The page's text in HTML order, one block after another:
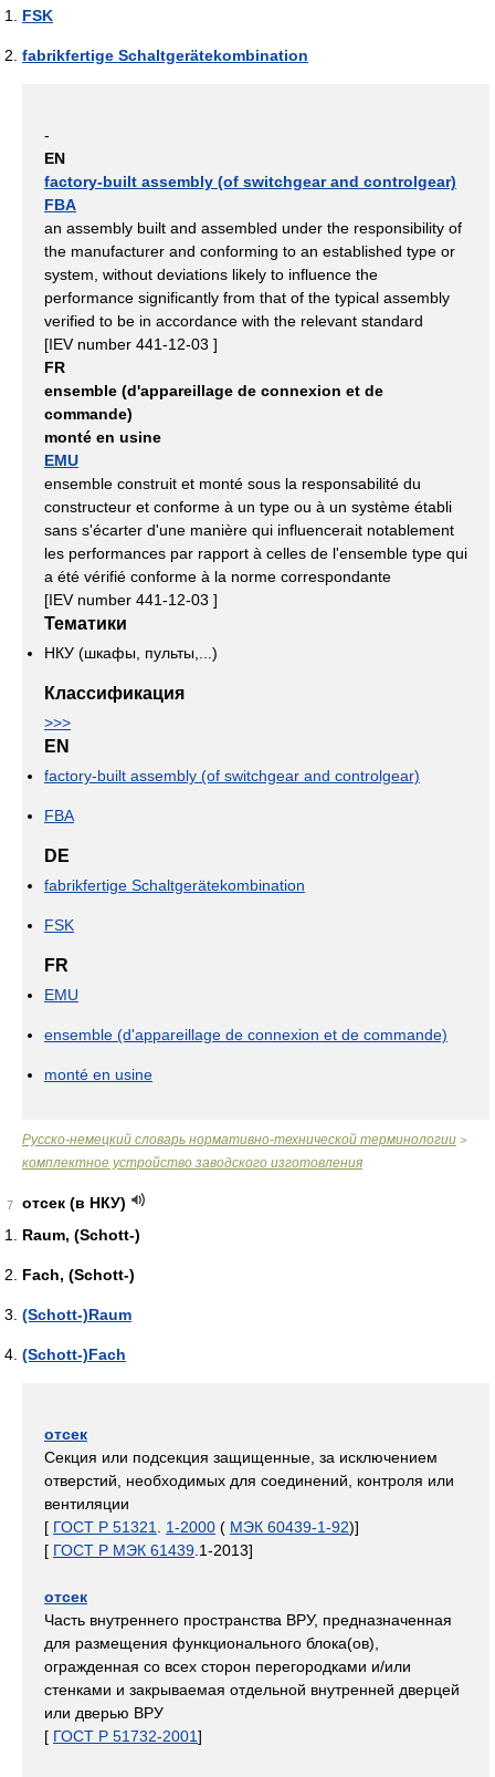
FSK
fabrikfertige Schaltgerätekombination
-
EN
factory-built assembly (of switchgear and controlgear)
FBA
an assembly built and assembled under the responsibility of
the manufacturer and conforming to an established type or
system, without deviations likely to influence the
performance significantly from that of the typical assembly
verified to be in accordance with the relevant standard
[IEV number 441-12-03 ]
FR
ensemble (d'appareillage de connexion et de
commande)
monté en usine
EMU
ensemble construit et monté sous la responsabilité du
constructeur et conforme à un type ou à un système établi
sans s'écarter d'une manière qui influencerait notablement
les performances par rapport à celles de l'ensemble type qui
a été vérifié conforme à la norme correspondante
[IEV number 441-12-03 ]
Тематики
НКУ (шкафы, пульты,...)
Классификация
>>>
EN
factory-built assembly (of switchgear and controlgear)
FBA
DE
fabrikfertige Schaltgerätekombination
FSK
FR
EMU
ensemble (d'appareillage de connexion et de commande)
monté en usine
Русско-немецкий словарь нормативно-технической терминологии >
комплектное устройство заводского изготовления
7
отсек (в НКУ)
Raum, (Schott-)
Fach, (Schott-)
(Schott-)Raum
(Schott-)Fach
отсек
Секция или подсекция защищенные, за исключением
отверстий, необходимых для соединений, контроля или
вентиляции
[ ГОСТ Р 51321 1-2000 ( МЭК 60439-1-92)]
[ ГОСТ Р МЭК 61439 .1-2013]
отсек
Часть внутреннего пространства ВРУ, предназначенная
для размещения функционального блока(ов),
огражденная со всех сторон перегородками и/или
стенками и закрываемая отдельной внутренней дверцей
или дверью ВРУ
[ ГОСТ Р 51732-2001]